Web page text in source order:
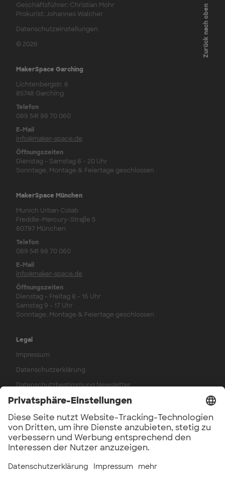
Geschäftsführer: Christian Mohr
Prokurist: Johannes Walcher
Datenschutzeinstellungen
© 2026
MakerSpace Garching
Lichtenbergstr. 6
85748 Garching
Telefon
089 541 98 70 060
E-Mail
info@maker-space.de
Öffnungszeiten
Dienstag - Samstag 8 - 20 Uhr
Sonntage, Montage & Feiertage geschlossen
MakerSpace München
Munich Urban Colab
Freddie-Mercury-Straße 5
80797 München
Telefon
089 541 98 70 060
E-Mail
info@maker-space.de
Öffnungszeiten
Dienstag - Freitag 8 - 16 Uhr
Samstag 9 - 17 Uhr
Sonntage, Montage & Feiertage geschlossen
Legal
Impressum
Datenschutzerklärung
Datenschutzbestimmung Newsletter
AGB
Widerrufsbelehrung
Werkstattordnung
Hausordnung
Zurück nach oben